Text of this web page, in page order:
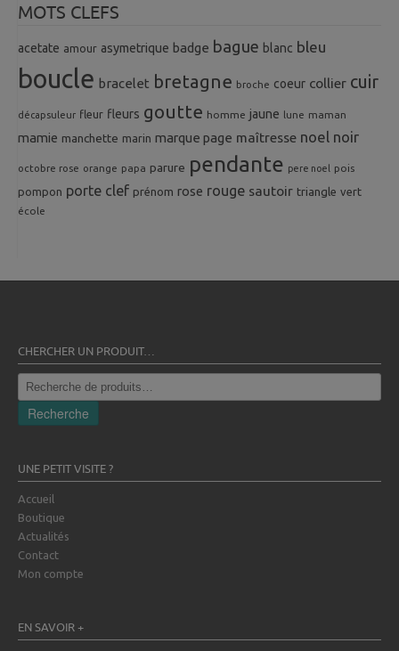
MOTS CLEFS
acetate amour asymetrique badge bague blanc bleu
boucle bracelet bretagne broche coeur collier cuir
décapsuleur fleur fleurs goutte homme jaune lune maman
mamie manchette marin marque page maîtresse noel noir
octobre rose orange papa parure pendante pere noel pois
pompon porte clef prénom rose rouge sautoir triangle vert
école
CHERCHER UN PRODUIT…
Recherche
pour :
Recherche
UNE PETIT VISITE ?
Accueil
Boutique
Actualités
Contact
Mon compte
EN SAVOIR +